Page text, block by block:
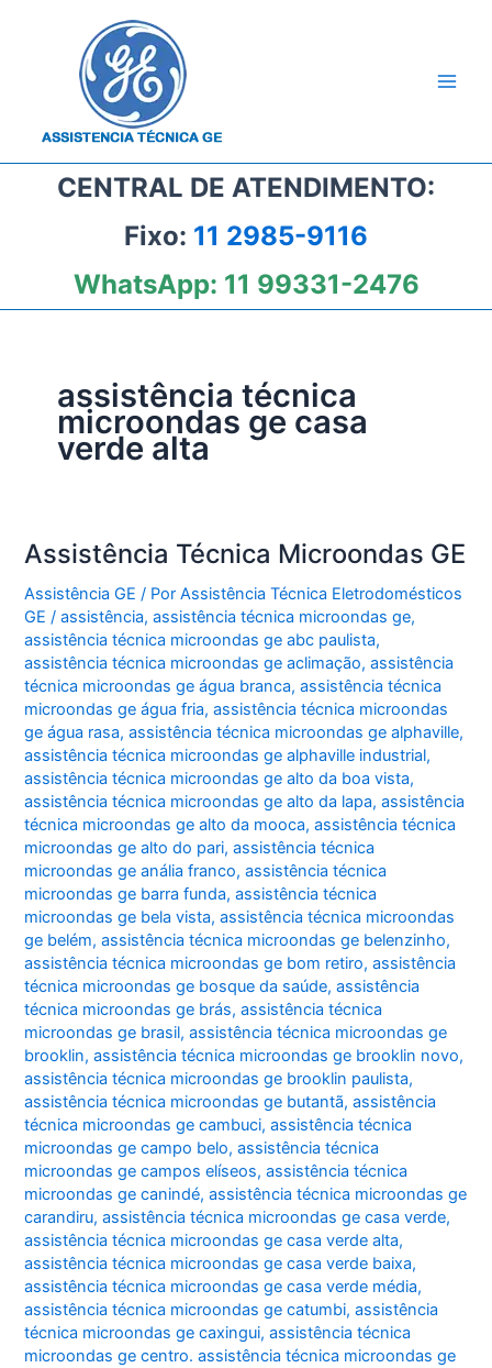
CENTRAL DE ATENDIMENTO:
Fixo: 11 2985-9116
WhatsApp: 11 99331-2476
assistência técnica
microondas ge casa
verde alta
Assistência Técnica Microondas GE
Assistência GE / PorAssistência Técnica Eletrodomésticos
GE/assistência,assistência técnica microondas ge,
assistência técnica microondas ge abc paulista,
assistência técnica microondas ge aclimação,assistência
técnica microondas ge água branca,assistência técnica
microondas ge água fria,assistência técnica microondas
ge água rasa,assistência técnica microondas ge alphaville,
assistência técnica microondas ge alphaville industrial,
assistência técnica microondas ge alto da boa vista,
assistência técnica microondas ge alto da lapa,assistência
técnica microondas ge alto da mooca,assistência técnica
microondas ge alto do pari,assistência técnica
microondas ge anália franco,assistência técnica
microondas ge barra funda,assistência técnica
microondas ge bela vista,assistência técnica microondas
ge belém,assistência técnica microondas ge belenzinho,
assistência técnica microondas ge bom retiro,assistência
técnica microondas ge bosque da saúde,assistência
técnica microondas ge brás,assistência técnica
microondas ge brasil,assistência técnica microondas ge
brooklin,assistência técnica microondas ge brooklin novo,
assistência técnica microondas ge brooklin paulista,
assistência técnica microondas ge butantã,assistência
técnica microondas ge cambuci,assistência técnica
microondas ge campo belo,assistência técnica
microondas ge campos elíseos,assistência técnica
microondas ge canindé,assistência técnica microondas ge
carandiru,assistência técnica microondas ge casa verde,
assistência técnica microondas ge casa verde alta,
assistência técnica microondas ge casa verde baixa,
assistência técnica microondas ge casa verde média,
assistência técnica microondas ge catumbi,assistência
técnica microondas ge caxingui,assistência técnica
microondas ge centro. assistência técnica microondas ge